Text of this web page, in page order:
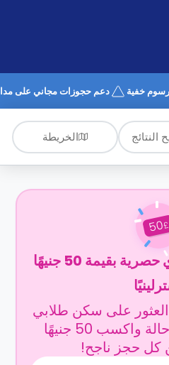
خفية دعم حجوزات مجاني على مدار
النتائج الخريطة
£
50
قسيمة استرداد نقدي حصرية بقيمة 50 جنيهًا
على سكن طلابي
يحبونه حقًا! قم بالإحالة واكسب 50 جنيهًا
كل حجز ناجح!